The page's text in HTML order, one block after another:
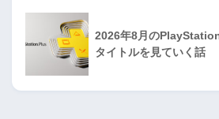
2026年8月の
タイトルを見ていく話